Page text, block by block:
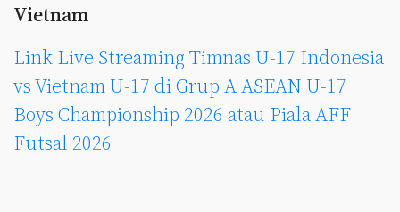
Vietnam
Link Live Streaming Timnas U-17 Indonesia
vs Vietnam U-17 di Grup A ASEAN U-17
Boys Championship 2026 atau Piala AFF
Futsal 2026